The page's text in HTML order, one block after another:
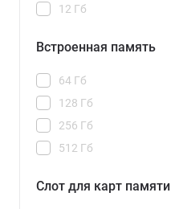
12 Гб
Встроенная память
64 Гб
128 Гб
256 Гб
512 Гб
Слот для карт памяти